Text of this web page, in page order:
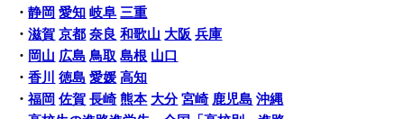
・静岡 愛知 岐阜 三重
・滋賀 京都 奈良 和歌山 大阪 兵庫
・ 岡山 広島 鳥取 島根 山口
・香川 徳島 愛媛 高知
・福岡 佐賀 長崎 熊本 大分 宮崎 鹿児島 沖縄